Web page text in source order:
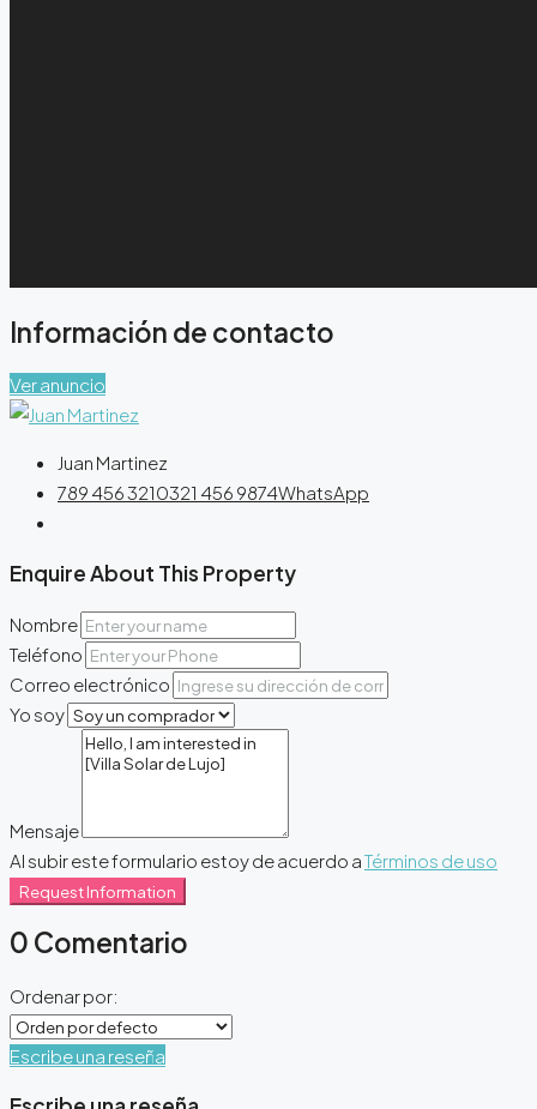
Información de contacto
Ver anuncio
Juan Martinez
789 456 3210321 456 9874WhatsApp
Enquire About This Property
Nombre
Teléfono
Correo electrónico
Yo soy
Mensaje
Al subir este formulario estoy de acuerdo aTérminos de uso
Request Information
0 Comentario
Ordenar por:
Escribe una reseña